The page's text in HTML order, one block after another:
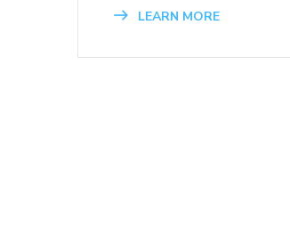
LEARN MORE